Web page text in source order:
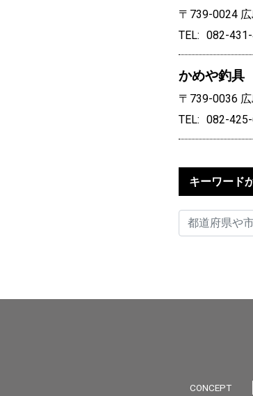
〒739-0024
TEL
082-
かめや釣
〒739-0036
TEL
082-
キーワード
CONCEPT